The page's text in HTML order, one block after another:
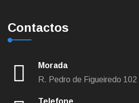
Contactos
Morada
R. Pedro de Figueiredo 102
Telefone